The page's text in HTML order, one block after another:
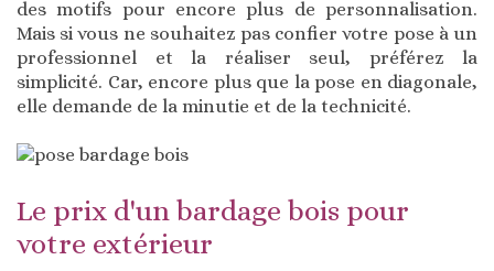
des motifs pour encore plus de personnalisation.
Mais si vous ne souhaitez pas confier votre pose à un
professionnel et la réaliser seul, préférez la
simplicité. Car, encore plus que la pose en diagonale,
elle demande de la minutie et de la technicité.
Le prix d'un bardage bois pour
votre extérieur